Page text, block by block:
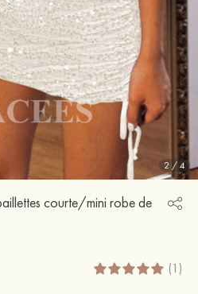
2 /4
courte/mini robe de
(1)